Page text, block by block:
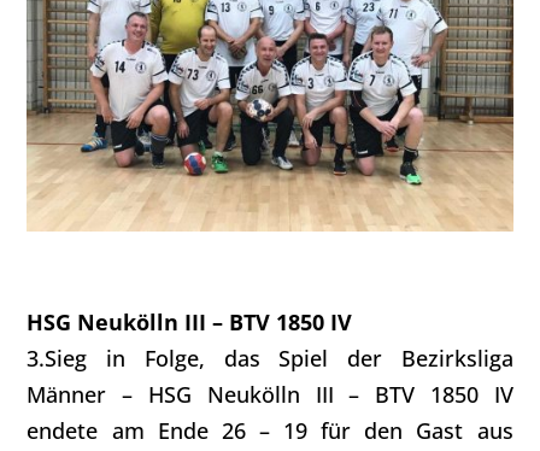
HSG Neukölln III – BTV 1850 IV
3.Sieg in Folge, das Spiel der Bezirksliga
Männer – HSG Neukölln III – BTV 1850 IV
endete am Ende 26 – 19 für den Gast aus